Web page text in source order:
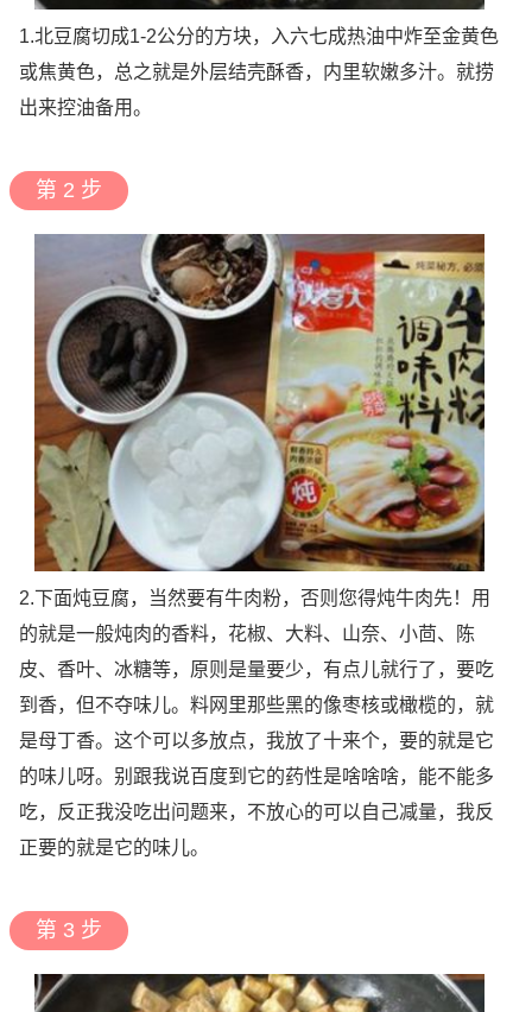
1.北豆腐切成1-2公分的方块，入六七成热油中炸至金黄色
或焦黄色，总之就是外层结壳酥香，内里软嫩多汁。就捞
出来控油备用。
第 2 步
2.下面炖豆腐，当然要有牛肉粉，否则您得炖牛肉先！用
的就是一般炖肉的香料，花椒、大料、山奈、小茴、陈
皮、香叶、冰糖等，原则是量要少，有点儿就行了，要吃
到香，但不夺味儿。料网里那些黑的像枣核或橄榄的，就
是母丁香。这个可以多放点，我放了十来个，要的就是它
的味儿呀。别跟我说百度到它的药性是啥啥啥，能不能多
吃，反正我没吃出问题来，不放心的可以自己减量，我反
正要的就是它的味儿。
第 3 步